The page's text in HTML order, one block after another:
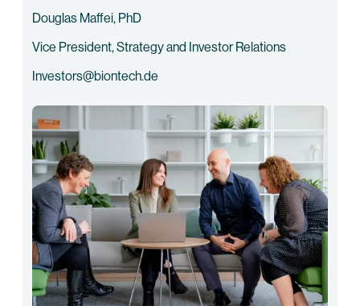
Douglas Maffei, PhD
Vice President, Strategy and Investor Relations
Investors@biontech.de